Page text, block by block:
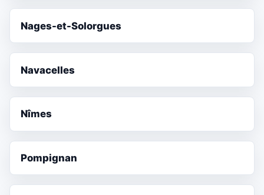
Nages-et-Solorgues
Navacelles
Nîmes
Pompignan